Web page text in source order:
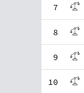
7
8
9
10